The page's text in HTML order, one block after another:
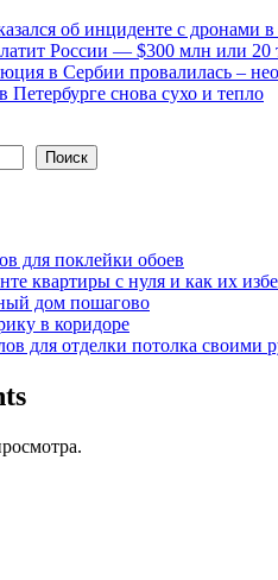
об инциденте с дронами
России — $300 млн или 20
в Сербии провалилась –
Петербурге снова сухо и тепло
Поиск
для поклейки обоев
квартиры с нуля и как их
дом пошагово
в коридоре
для отделки потолка своими